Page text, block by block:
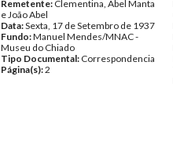
Remetente: Clementina, Abel Manta
e João Abel
Data:Sexta, 17 de Setembro de 1937
Fundo:Manuel Mendes/MNAC -
Museu do Chiado
Tipo Documental: Correspondencia
Página(s):2